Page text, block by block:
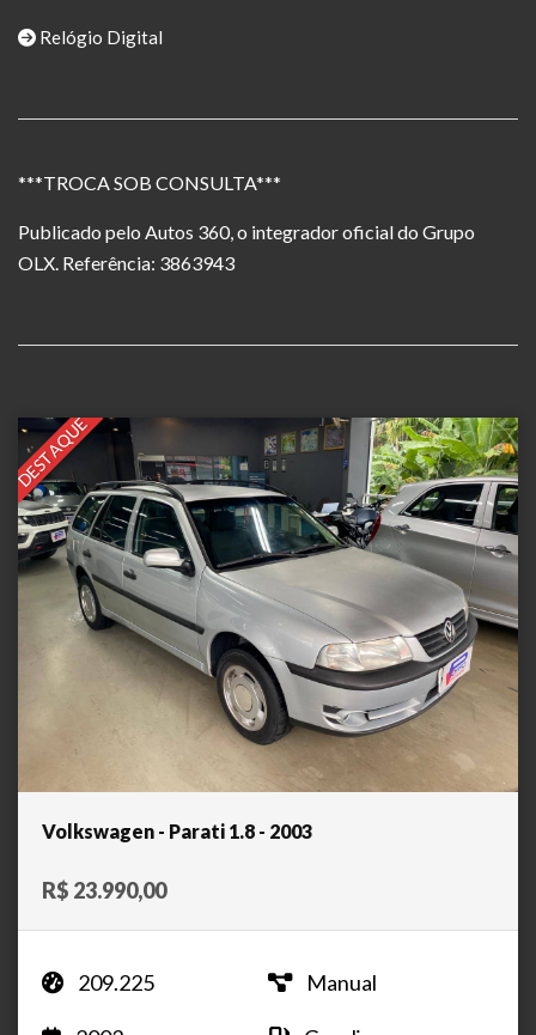
Relógio Digital
***TROCA SOB CONSULTA***
Publicado pelo Autos 360, o integrador oficial do Grupo
OLX. Referência: 3863943
DESTAQUE
Volkswagen - Parati 1.8 - 2003
R$ 23.990,00
209.225 Manual